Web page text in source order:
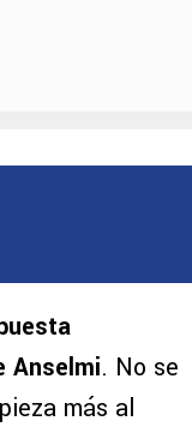
Anselmi. No se
más al